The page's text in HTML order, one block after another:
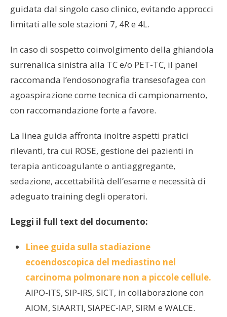
guidata dal singolo caso clinico, evitando approcci
limitati alle sole stazioni 7, 4R e 4L.
In caso di sospetto coinvolgimento della ghiandola
surrenalica sinistra alla TC e/o PET-TC, il panel
raccomanda l’endosonografia transesofagea con
agoaspirazione come tecnica di campionamento,
con raccomandazione forte a favore.
La linea guida affronta inoltre aspetti pratici
rilevanti, tra cui ROSE, gestione dei pazienti in
terapia anticoagulante o antiaggregante,
sedazione, accettabilità dell’esame e necessità di
adeguato training degli operatori.
Leggi il full text del documento:
Linee guida sulla stadiazione
ecoendoscopica del mediastino nel
carcinoma polmonare non a piccole cellule.
AIPO-ITS, SIP-IRS, SICT, in collaborazione con
AIOM, SIAARTI, SIAPEC-IAP, SIRM e WALCE.